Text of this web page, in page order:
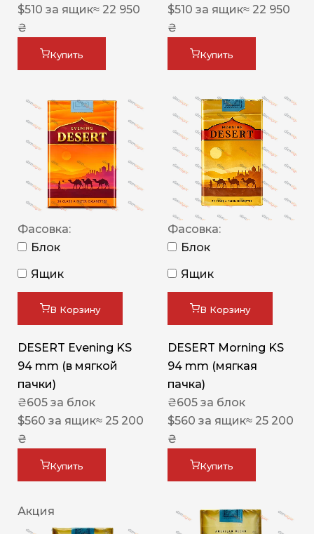
$510 за ящик≈ 22 950
₴
Купить
$510 за ящик≈ 22 950
₴
Купить
Фасовка:
Блок
Ящик
В Корзину
DESERT Evening KS
94 mm (в мягкой
пачки)
₴605 за блок
$560 за ящик≈ 25 200
₴
Купить
Фасовка:
Блок
Ящик
В Корзину
DESERT Morning KS
94 mm (мягкая
пачка)
₴605 за блок
$560 за ящик≈ 25 200
₴
Купить
Акция